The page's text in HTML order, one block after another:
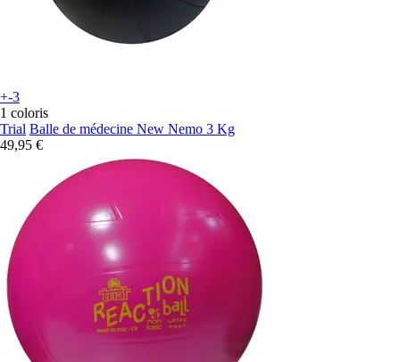
+-3
1 coloris
Trial Balle de médecine New Nemo 3 Kg
49,95 €